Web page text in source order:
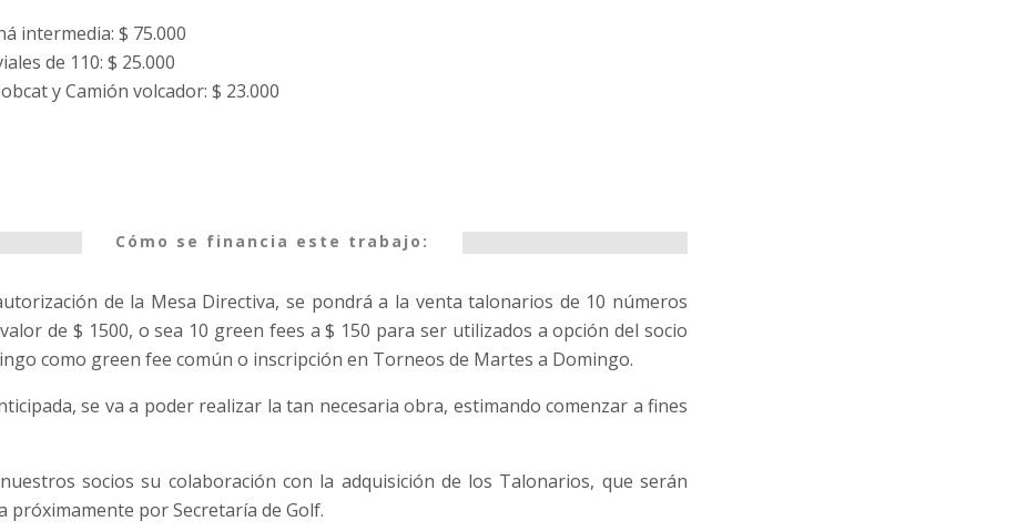
intermedia: $ 75.000
de 110: $ 25.000
y Camión volcador: $ 23.000
Cómo se financia este trabajo:
de la Mesa Directiva, se pondrá a la venta talonarios de 10 números
de $ 1500, o sea 10 green fees a $ 150 para ser utilizados a opción del socio
como green fee común o inscripción en Torneos de Martes a Domingo.
se va a poder realizar la tan necesaria obra, estimando comenzar a fines
socios su colaboración con la adquisición de los Talonarios, que serán
próximamente por Secretaría de Golf.